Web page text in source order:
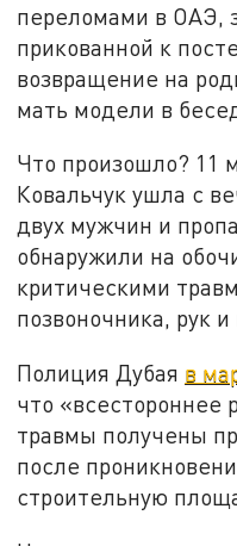
переломами в ОАЭ,
прикованной к
возвращение на
мать модели в
Что произошло? 11
Ковальчук ушла с
двух мужчин и
обнаружили на
критическими
позвоночника, рук и
Полиция Дубая в
что «всестороннее
травмы получены
после
строительную